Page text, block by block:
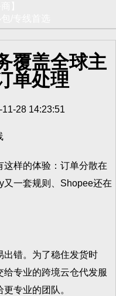
】
/专线首选
覆盖全球主
单处理
28 14:23:51
样的体验：订单分散在
一套规则、Shopee还在
错。为了稳住发货时
专业的跨境云仓代发服
专业的团队。